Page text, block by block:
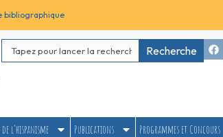
bibliographique
Recherche
de l’hispanisme Publications Programmes et Concours